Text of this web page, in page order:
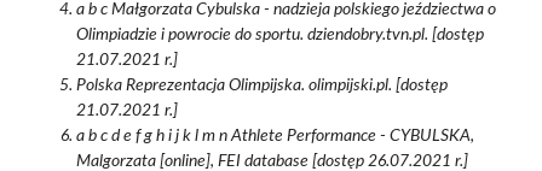
a b c Małgorzata Cybulska - nadzieja polskiego jeździectwa o
Olimpiadzie i powrocie do sportu. dziendobry.tvn.pl. [dostęp
21.07.2021 r.]
Polska Reprezentacja Olimpijska. olimpijski.pl. [dostęp
21.07.2021 r.]
a b c d e f g h i j k l m n Athlete Performance - CYBULSKA,
Malgorzata [online], FEI database [dostęp 26.07.2021 r.]